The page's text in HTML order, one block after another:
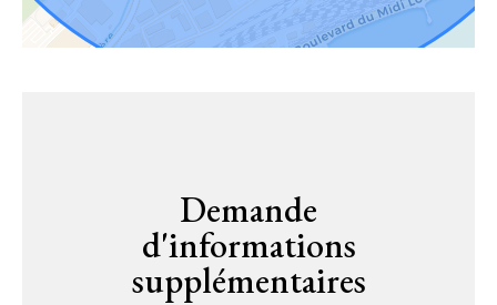
Demande
d'informations
supplémentaires